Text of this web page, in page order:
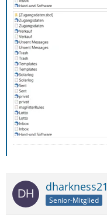
dharkness21
Senior-Mitglied